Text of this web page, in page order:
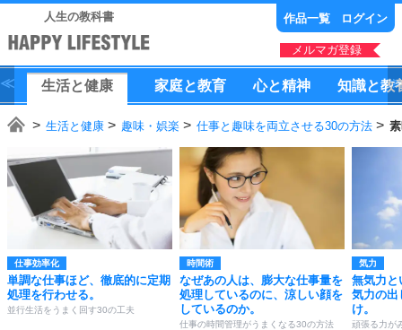
人生の教科書 作品一覧 ログイン
メルマガ登録
生活と健康 家庭と教育 心と精神 知識と教
生活と健康 趣味・娯楽 仕事と趣味を両立させる30の方法
仕事効率化
単調な仕事ほど、徹底的に定期
処理を行わせる。
並行生活をうまく回す30の工夫
時間術
なぜあの人は、膨大な仕事量を
処理しているのに、涼しい顔を
しているのか。
仕事の時間管理がうまくなる30の方法
気力
無気力と
気力の出
け。
頑張る力が